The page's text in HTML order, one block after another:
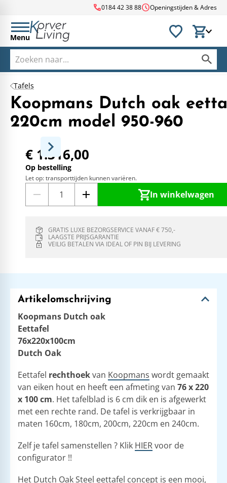
call0184 42 38 88scheduleOpeningstijden & Adres
Menu
Tafels
Koopmans Dutch oak
220cm model 950-960
€ 1.316,00
Op bestelling
Let op: transporttijden kunnen variëren.
In winkelwagen
GRATIS LUXE BEZORGSERVICE VANAF € 750,-
LAAGSTE PRIJSGARANTIE
VEILIG BETALEN VIA IDEAL OF PIN BIJ LEVERING
Artikelomschrijving
Koopmans Dutch oak
Eettafel
76x220x100cm
Dutch Oak
Eettafel rechthoekvan Koopmans wordt gemaakt
van eiken hout en heeft een afmeting van 76 x 220
x 100 cm. Het tafelblad is 6 cm dik en is afgewerkt
met een rechte rand. De tafel is verkrijgbaar in
maten 160cm, 180cm, 200cm, 220cm en 240cm.
Zelf je tafel samenstellen ? Klik HIERvoor de
configurator !!
Het Dutch Oak Steel eettafel concept is een mooi,